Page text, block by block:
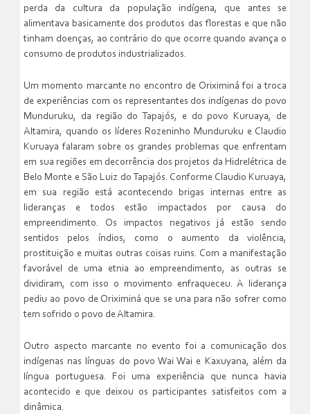
perda da cultura da população indígena, que antes se
alimentava basicamente dos produtos das florestas e que não
tinham doenças, ao contrário do que ocorre quando avança o
consumo de produtos industrializados.
Um momento marcante no encontro de Oriximiná foi a troca
de experiências com os representantes dos indígenas do povo
Munduruku, da região do Tapajós, e do povo Kuruaya, de
Altamira, quando os líderes Rozeninho Munduruku e Claudio
Kuruaya falaram sobre os grandes problemas que enfrentam
em sua regiões em decorrência dos projetos da Hidrelétrica de
Belo Monte e São Luiz do Tapajós. Conforme Claudio Kuruaya,
em sua região está acontecendo brigas internas entre as
lideranças e todos estão impactados por causa do
empreendimento. Os impactos negativos já estão sendo
sentidos pelos índios, como o aumento da violência,
prostituição e muitas outras coisas ruins. Com a manifestação
favorável de uma etnia ao empreendimento, as outras se
dividiram, com isso o movimento enfraqueceu. A liderança
pediu ao povo de Oriximiná que se una para não sofrer como
tem sofrido o povo de Altamira.
Outro aspecto marcante no evento foi a comunicação dos
indígenas nas línguas do povo Wai Wai e Kaxuyana, além da
língua portuguesa. Foi uma experiência que nunca havia
acontecido e que deixou os participantes satisfeitos com a
dinâmica.